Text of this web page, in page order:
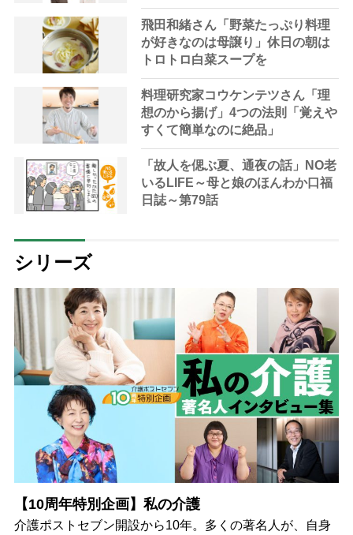
い」
飛田和緒さん「野菜たっぷり料理
が好きなのは母譲り」休日の朝は
トロトロ白菜スープを
料理研究家コウケンテツさん「理
想のから揚げ」4つの法則「覚えや
すくて簡単なのに絶品」
「故人を偲ぶ夏、通夜の話」NO老
いるLIFE～母と娘のほんわか口福
日誌～第79話
シリーズ
【10周年特別企画】私の介護
介護ポストセブン開設から10年。多くの著名人が、自身